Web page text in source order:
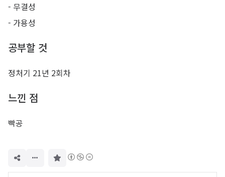
- 무결성
- 가용성
공부할 것
정처기 21년 2회차
느낀 점
빡공